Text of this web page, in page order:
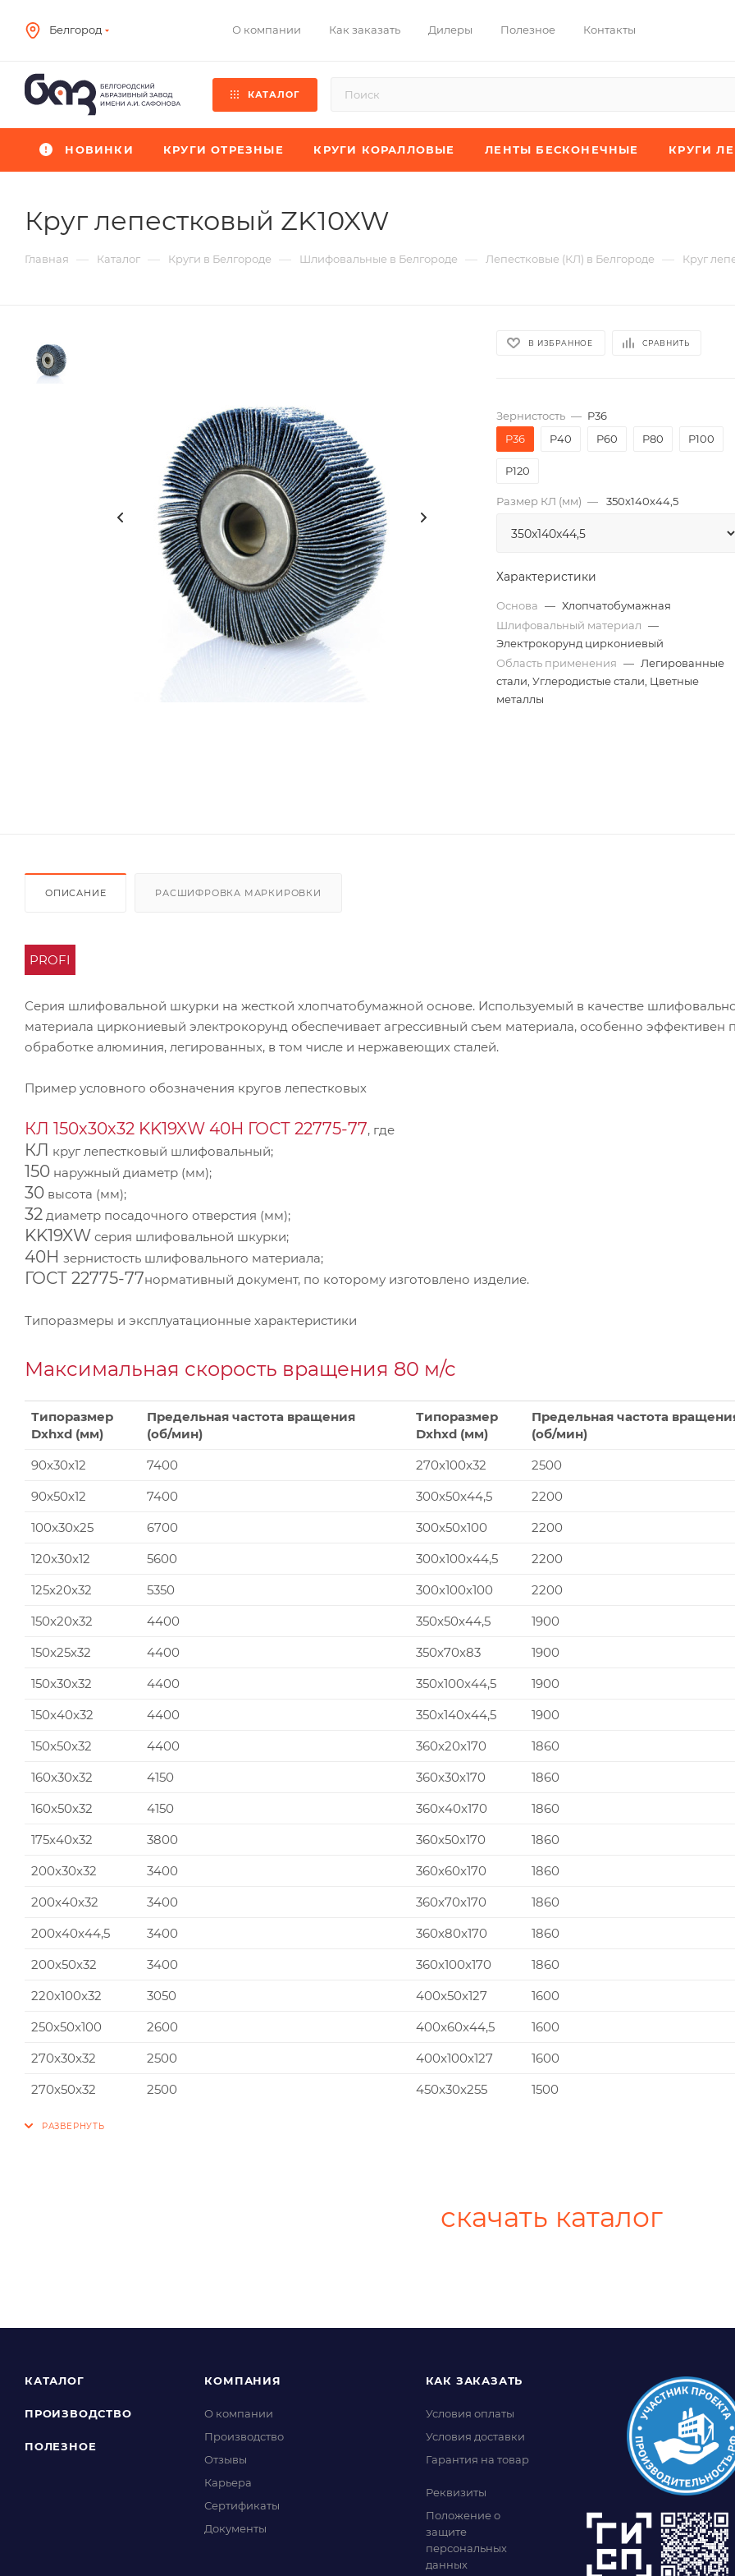
Белгород О компании Как заказать Дилеры Полезное Контакты
КАТАЛОГ
НОВИНКИ КРУГИ ОТРЕЗНЫЕ КРУГИ КОРАЛЛОВЫЕ ЛЕНТЫ БЕСКОНЕЧНЫЕ КРУГИ
Круг лепестковый ZK10XW
Главная — Каталог — Круги в Белгороде — Шлифовальные в Белгороде — Лепестковые (КЛ) в Белгороде — Круг
В ИЗБРАННОЕ СРАВНИТЬ
Зернистость — P36
P36
P40 P60 P80 P100
P120
Размер КЛ (мм) — 350x140x44,5
Характеристики
Основа — Хлопчатобумажная
Шлифовальный материал —
Электрокорунд циркониевый
Область применения — Легированные
стали, Углеродистые стали, Цветные
металлы
ОПИСАНИЕ РАСШИФРОВКА МАРКИРОВКИ
PROFI
Серия шлифовальной шкурки на жесткой хлопчатобумажной основе. Используемый в качестве
материала циркониевый электрокорунд обеспечивает агрессивный съем материала, особенно эффективен
обработке алюминия, легированных, в том числе и нержавеющих сталей.
Пример условного обозначения кругов лепестковых
КЛ 150х30х32 KK19XW 40Н ГОСТ 22775-77, где
КЛ круг лепестковый шлифовальный;
150 наружный диаметр (мм);
30 высота (мм);
32 диаметр посадочного отверстия (мм);
KK19XW серия шлифовальной шкурки;
40Н зернистость шлифовального материала;
ГОСТ 22775-77нормативный документ, по которому изготовлено изделие.
Типоразмеры и эксплуатационные характеристики
Максимальная скорость вращения 80 м/с
Типоразмер
Dxhxd (мм)
Предельная частота вращения
(об/мин)
Типоразмер
Dxhxd (мм)
Предельная частота
(об/мин)
90x30x12
7400 270x100x32
2500
90x50x12
7400 300x50x44,5
2200
100x30x25
6700 300x50x100
2200
120x30x12
5600 300x100x44,5
2200
125x20x32
5350 300x100x100
2200
150x20x32
4400 350x50x44,5
1900
150x25x32
4400 350x70x83
1900
150x30x32
4400 350x100x44,5
1900
150x40x32
4400 350x140x44,5
1900
150x50x32
4400 360x20x170
1860
160x30x32
4150 360x30x170
1860
160x50x32
4150 360x40x170
1860
175x40x32
3800 360x50x170
1860
200x30x32
3400 360x60x170
1860
200x40x32
3400 360x70x170
1860
200x40x44,5
3400 360x80x170
1860
200x50x32
3400 360x100x170
1860
220x100x32
3050 400x50x127
1600
250x50x100
2600 400x60x44,5
1600
270x30x32
2500 400x100x127
1600
270x50x32
2500 450x30x255 1500
скачать каталог
КАТАЛОГ
ПРОИЗВОДСТВО
ПОЛЕЗНОЕ
КОМПАНИЯ
О компании
Производство
Отзывы
Карьера
Сертификаты
Документы
КАК ЗАКАЗАТЬ
Условия оплаты
Условия доставки
Гарантия на товар
Реквизиты
Положение о
защите
персональных
данных